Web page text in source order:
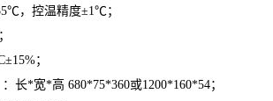
，控温精度±1℃；
；
长*宽*高 680*75*360或1200*160*54；